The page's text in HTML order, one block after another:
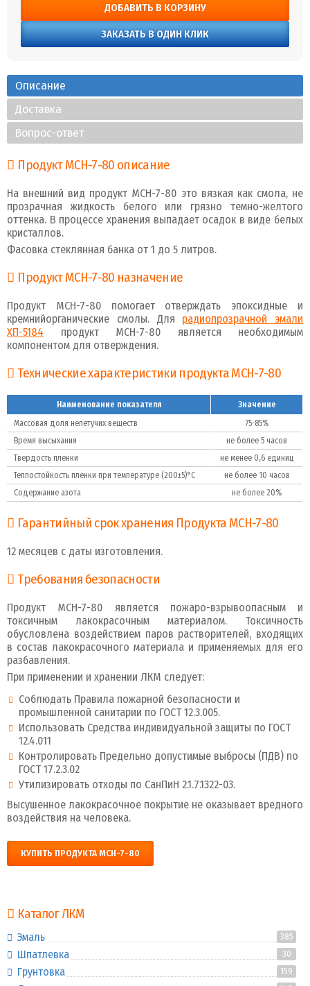
ДОБАВИТЬ В КОРЗИНУ
ЗАКАЗАТЬ В ОДИН КЛИК
Описание
Доставка
Вопрос-ответ
Продукт МСН-7-80 описание
На внешний вид продукт МСН-7-80 это вязкая как смола, не
прозрачная жидкость белого или грязно темно-желтого
оттенка. В процессе хранения выпадает осадок в виде белых
кристаллов.
Фасовка стеклянная банка от 1 до 5 литров.
Продукт МСН-7-80 назначение
Продукт МСН-7-80 помогает отверждать эпоксидные и
кремнийорганические смолы. Для радиопрозрачной эмали
ХП-5184 продукт МСН-7-80 является необходимым
компонентом для отверждения.
Технические характеристики продукта МСН-7-80
Наименование показателя
Значение
Массовая доля нелетучих веществ
75-85%
Время высыхания
не более 5 часов
Твердость пленки
не менее 0,6 единиц
Теплостойкость пленки при температуре (200±5)°C
не более 10 часов
Содержание азота
не более 20%
Гарантийный срок хранения Продукта МСН-7-80
12 месяцев с даты изготовления.
Требования безопасности
Продукт МСН-7-80 является пожаро-взрывоопасным и
токсичным лакокрасочным материалом. Токсичность
обусловлена воздействием паров растворителей, входящих
в состав лакокрасочного материала и применяемых для его
разбавления.
При применении и хранении ЛКМ следует:
Соблюдать Правила пожарной безопасности и
промышленной санитарии по ГОСТ 12.3.005.
Использовать Средства индивидуальной защиты по ГОСТ
12.4.011
Контролировать Предельно допустимые выбросы (ПДВ) по
ГОСТ 17.2.3.02
Утилизировать отходы по СанПиН 2.1.7.1322-03.
Высушенное лакокрасочное покрытие не оказывает вредного
воздействия на человека.
КУПИТЬ ПРОДУКТА МСН-7-80
Каталог ЛКМ
Эмаль 385
Шпатлевка 30
Грунтовка 159